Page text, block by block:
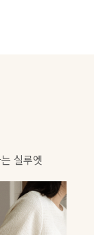
어요🤍
실루엣
는 즐거움